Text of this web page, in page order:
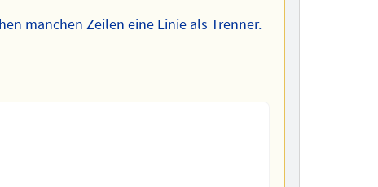
manchen Zeilen eine Linie als Trenner.